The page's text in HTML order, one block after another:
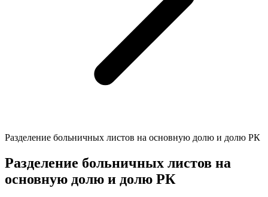
Разделение больничных листов на основную долю и долю РК
Разделение больничных листов на
основную долю и долю РК